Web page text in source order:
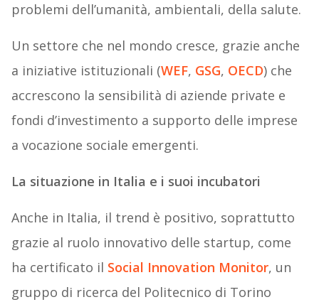
problemi dell’umanità, ambientali, della salute.
Un settore che nel mondo cresce, grazie anche
a iniziative istituzionali (WEF, GSG, OECD) che
accrescono la sensibilità di aziende private e
fondi d’investimento a supporto delle imprese
a vocazione sociale emergenti.
La situazione in Italia e i suoi incubatori
Anche in Italia, il trend è positivo, soprattutto
grazie al ruolo innovativo delle startup, come
ha certificato il Social Innovation Monitor, un
gruppo di ricerca del Politecnico di Torino